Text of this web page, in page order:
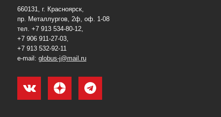
660131, г. Красноярск,
пр. Металлургов, 2ф, оф. 1-08
тел. +7 913 534-80-12,
+7 906 911-27-03,
+7 913 532-92-11
e-mail: globus-j@mail.ru